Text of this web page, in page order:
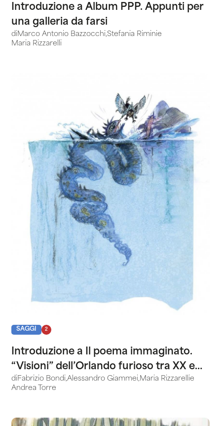
Introduzione a Album PPP. Appunti per
una galleria da farsi
diMarco Antonio Bazzocchi,Stefania Riminie
Maria Rizzarelli
SAGGI 2
Introduzione a Il poema immaginato.
“Visioni” dell’Orlando furioso tra XX e
XXI secolo
di Fabrizio Bondi,Alessandro Giammei, Maria Rizzarellie
Andrea Torre